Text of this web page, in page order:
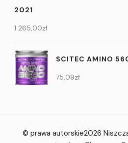
2021
1 265,00zł
SCITEC AMINO
75,09zł
© prawa autorskie2026